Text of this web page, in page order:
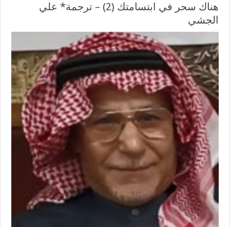
هناك سحر في ابتسامتك (2) – ترجمة* علي
الجشي